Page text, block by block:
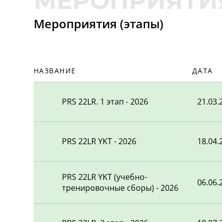
9 КУЗИН МАКСИМ
11 ВОЛОШИН АЛЕКСАНДР
САМОЙЛОВ АЛЕКСАНДР
14 ЧВАНОВ ТИМОФЕЙ
КЛЕЙН АЛЕКСАНДР
Мероприятия (этапы)
НАЗВАНИЕ ДАТА
PRS 22LR. 1 этап - 2026
PRS 22LR YKT - 2026
PRS 22LR YKT (учебно-
тренировочные сборы) - 2026